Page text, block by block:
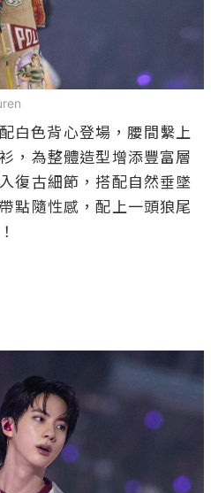
白色背心登場，腰間繫上
，為整體造型增添豐富層
復古細節，搭配自然垂墜
點隨性感，配上一頭狼尾